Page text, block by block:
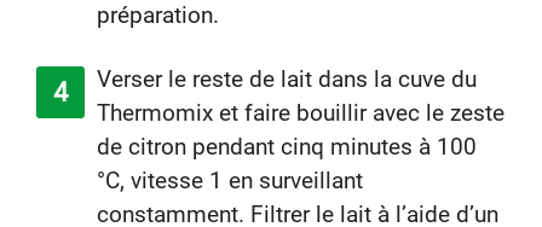
préparation.
Verser le reste de lait dans la cuve du
Thermomix et faire bouillir avec le zeste
de citron pendant cinq minutes à 100
°C, vitesse 1 en surveillant
constamment. Filtrer le lait à l’aide d’un